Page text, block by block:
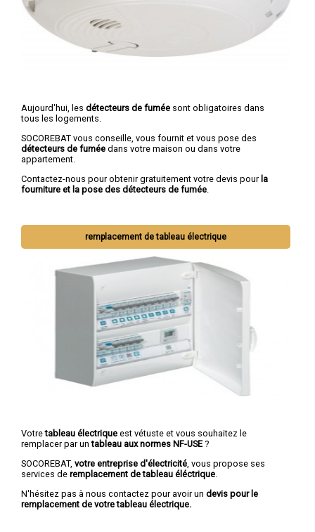
Aujourd'hui, les détecteurs de fumée sont obligatoires dans
tous les logements.
SOCOREBAT vous conseille, vous fournit et vous pose des
détecteurs de fumée dans votre maison ou dans votre
appartement.
Contactez-nous pour obtenir gratuitement votre devis pour la
fourniture et la pose des détecteurs de fumée
remplacement de tableau électrique
Votretableau électrique est vétuste et vous souhaitez le
remplacer par untableau aux normes NF-USE ?
SOCOREBAT, votre entreprise d'électricité, vous propose ses
services de remplacement de tableau éléctrique.
N'hésitez pas à nous contactez pour avoir un devis pour le
remplacement de votre tableau électrique.